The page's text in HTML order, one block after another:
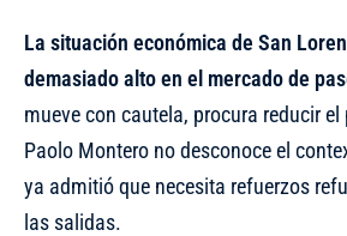
La situación económica de San
demasiado alto en el mercado de
mueve con cautela, procura reducir el
Paolo Montero no desconoce el
ya admitió que necesita refuerzos
las salidas.